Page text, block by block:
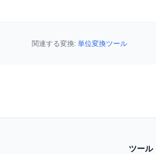
関連する変換: 単位変換ツール
ツール